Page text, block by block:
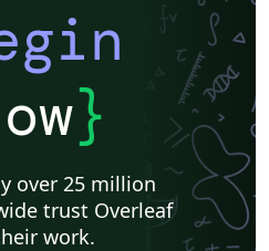
}
over 25 million
trust Overleaf
work.